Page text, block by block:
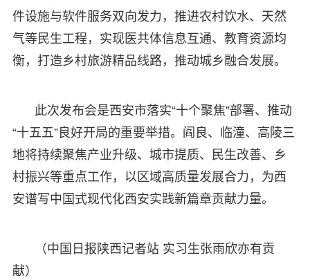
件设施与软件服务双向发力，推进农村饮水、天然
气等民生工程，实现医共体信息互通、教育资源均
衡，打造乡村旅游精品线路，推动城乡融合发展。
此次发布会是西安市落实“十个聚焦”部署、推动
“十五五”良好开局的重要举措。阎良、临潼、高陵三
地将持续聚焦产业升级、城市提质、民生改善、乡
村振兴等重点工作，以区域高质量发展合力，为西
安谱写中国式现代化西安实践新篇章贡献力量。
（中国日报陕西记者站 实习生张雨欣亦有贡
献）